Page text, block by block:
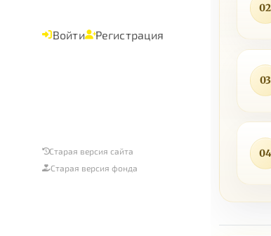
Войти Регистрация
Старая версия сайта
Старая версия фонда
02
03
04